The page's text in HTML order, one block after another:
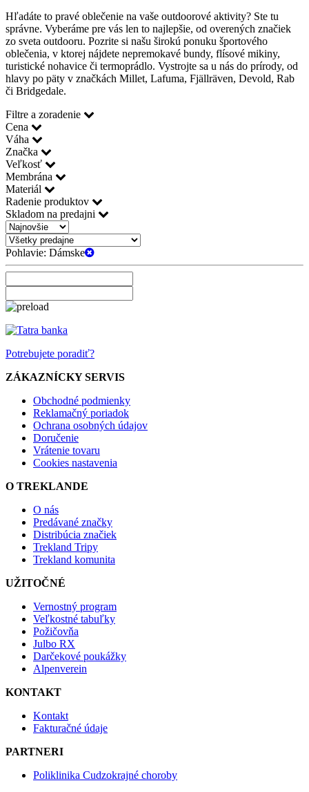
Hľadáte to pravé oblečenie na vaše outdoorové aktivity? Ste tu
správne. Vyberáme pre vás len to najlepšie, od overených značiek
zo sveta outdooru. Pozrite si našu širokú ponuku športového
oblečenia, v ktorej nájdete nepremokavé bundy, flísové mikiny,
turistické nohavice či termoprádlo. Vystrojte sa u nás do prírody, od
hlavy po päty v značkách Millet, Lafuma, Fjällräven, Devold, Rab
či Bridgedale.
Filtre a zoradenie
Cena
Váha
Značka
Veľkosť
Membrána
Materiál
Radenie produktov
Skladom na predajni
Pohlavie: Dámske
Potrebujete poradiť?
ZÁKAZNÍCKY SERVIS
Obchodné podmienky
Reklamačný poriadok
Ochrana osobných údajov
Doručenie
Vrátenie tovaru
Cookies nastavenia
O TREKLANDE
O nás
Predávané značky
Distribúcia značiek
Trekland Tripy
Trekland komunita
UŽITOČNÉ
Vernostný program
Veľkostné tabuľky
Požičovňa
Julbo RX
Darčekové poukážky
Alpenverein
KONTAKT
Kontakt
Fakturačné údaje
PARTNERI
Poliklinika Cudzokrajné choroby